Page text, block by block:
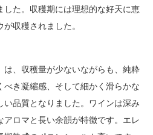
した。収穫期には理想的な好天に恵
収穫されました。
は、収穫量が少ないながらも、純粋
べき凝縮感、そして細かく滑らかな
い品質となりました。ワインは深み
ロマと長い余韻が特徴です。エレ